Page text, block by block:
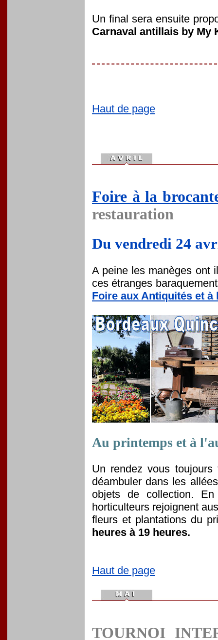
Un final sera ensuite
Carnaval antillais by My
Haut de page
Foire à la
restauration
Du vendredi 24
A peine les manèges ont
ces étranges
Foire aux Antiquités et à
Au printemps et à
Un rendez vous
déambuler dans les
objets de collection.
horticulteurs rejoignent
fleurs et plantations du
heures à 19 heures.
Haut de page
TOURNOI